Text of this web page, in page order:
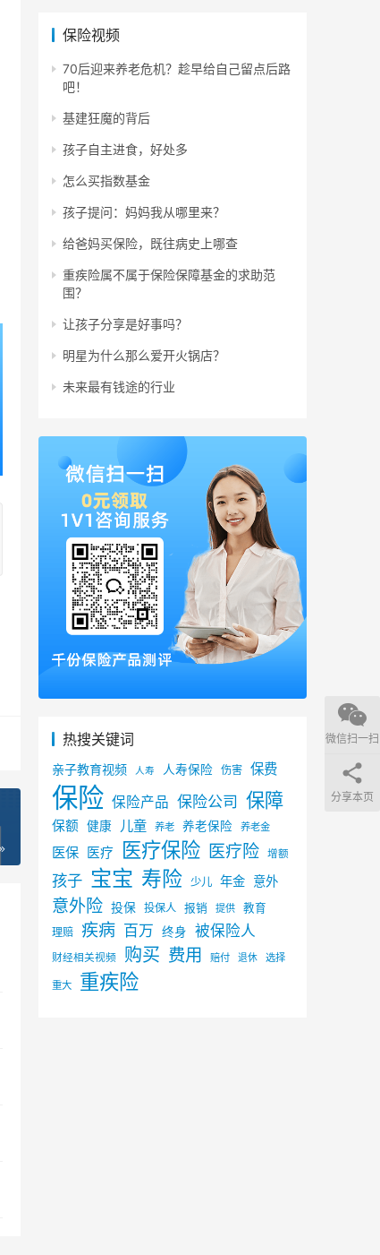
保险视频
70后迎来养老危机？趁早给自己留点后路
吧！
基建狂魔的背后
孩子自主进食，好处多
怎么买指数基金
孩子提问：妈妈我从哪里来？
给爸妈买保险，既往病史上哪查
重疾险属不属于保险保障基金的求助范
围？
让孩子分享是好事吗？
明星为什么那么爱开火锅店？
未来最有钱途的行业
热搜关键词
亲子教育视频 人寿 人寿保险 伤害 保费
保险 保险产品 保险公司 保障
保额 健康 儿童 养老 养老保险 养老金
医保 医疗 医疗保险 医疗险 增额
孩子 宝宝 寿险 少儿 年金 意外
意外险 投保 投保人 报销 提供
教育
理赔 疾病 百万 终身 被保险人
财经相关视频 购买 费用 赔付 退休 选择
重大 重疾险
微信扫一扫
分享本页